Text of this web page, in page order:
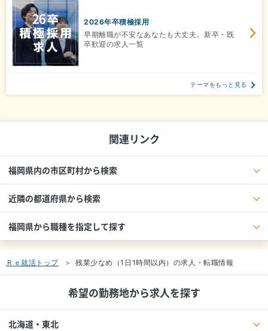
2026年卒積極採用
早期離職が不安なあなたも大丈夫。新卒・既
卒歓迎の求人一覧
テーマをもっと見る
関連リンク
福岡県内の市区町村から検索
近隣の都道府県から検索
福岡県から職種を指定して探す
Ｒｅ就活トップ 残業少なめ（1日1時間以内）の求人・転職情報
希望の勤務地から求人を探す
北海道・東北